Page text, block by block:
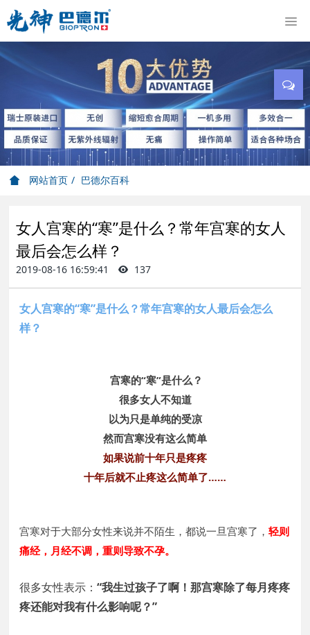
网站首页 巴德尔百科
女人宫寒的“寒”是什么？常年宫寒的女人
最后会怎么样？
2019-08-16 16:59:41 137
女人宫寒的“寒”是什么？常年宫寒的女人最后会怎么
样？
宫寒的“寒”是什么？
很多女人不知道
以为只是单纯的受凉
然而宫寒没有这么简单
如果说前十年只是疼疼
十年后就不止疼这么简单了……
宫寒对于大部分女性来说并不陌生，都说一旦宫寒了，轻则
痛经，月经不调，重则导致不孕。
很多女性表示：“我生过孩子了啊！那宫寒除了每月疼疼
疼还能对我有什么影响呢？”